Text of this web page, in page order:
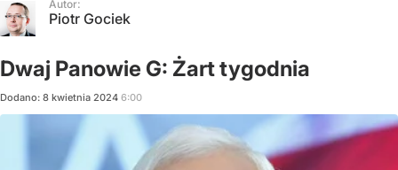
Autor:
Piotr Gociek
Dwaj Panowie G: Żart tygodnia
Dodano: 8 kwietnia 2024 6:00